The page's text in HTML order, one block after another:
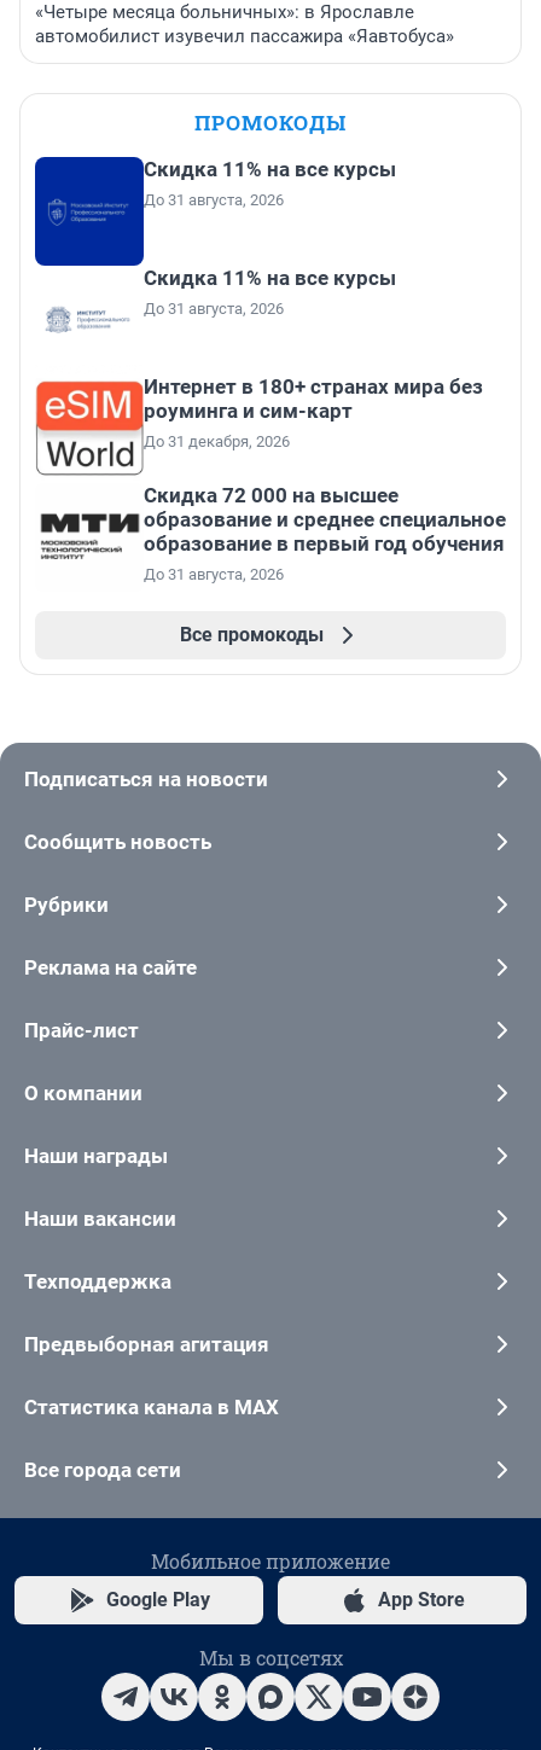
«Четыре месяца больничных»: в Ярославле
автомобилист изувечил пассажира «Яавтобуса»
ПРОМОКОДЫ
Скидка 11% на все курсы
До 31 августа, 2026
Скидка 11% на все курсы
До 31 августа, 2026
Интернет в 180+ странах мира без
роуминга и сим-карт
До 31 декабря, 2026
Скидка 72 000 на высшее
образование и среднее специальное
образование в первый год обучения
До 31 августа, 2026
Все промокоды
Подписаться на новости
Сообщить новость
Рубрики
Реклама на сайте
Прайс-лист
О компании
Наши награды
Наши вакансии
Техподдержка
Предвыборная агитация
Статистика канала в MAX
Все города сети
Мобильное приложение
Google Play App Store
Мы в соцсетях